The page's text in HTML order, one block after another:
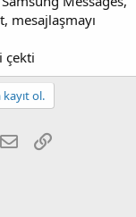
mesajlaşmayı
çekti
ol.
E-posta